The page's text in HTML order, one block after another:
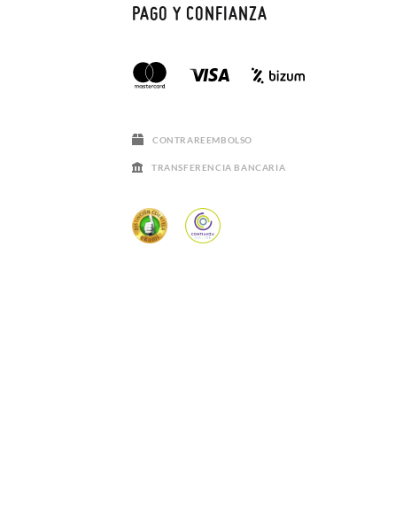
PAGO Y CONFIANZA
CONTRAREEMBOLSO
TRANSFERENCIA BANCARIA